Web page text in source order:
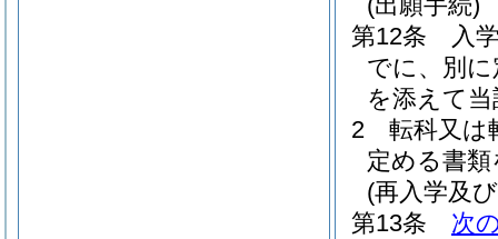
第12条
入
でに、別
を添えて
2
転科又は
定める書
(再入学及
第13条
次